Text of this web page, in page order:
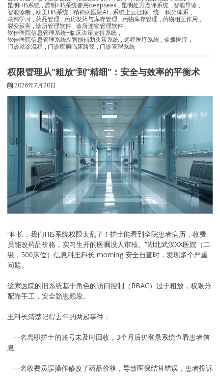
昆明HIS系统 , 昆明HIS系统使用deepseek , 昆明处方点评系统 , 智能导诊 ,
智能诊断 , 欧美HIS系统 , 精神病医院AI , 系统上云迁移 , 统一积分体系 ,
联邦学习 , 药品管理 , 药房发药与库存管理 , 药物库存管理 , 药物相互作用 ,
裂变获客 , 诊所管理软件 , 诊所连锁管理软件 ,
软佳医院信息管理系统+临床决策支持系统 ,
软佳医院信息管理系统AI智能辅助决策系统 , 远程医疗系统 , 金蝶医疗 ,
门诊就诊流程 , 门诊疾病临床路径 , 门诊管理系统
权限管理从”粗放”到”精细”：安全与效率的平衡术
2026年7月20日
“科长，我们HIS系统权限太乱了！护士能看到全院患者病历，收费
员能改药品价格，实习生开的医嘱没人审核。”湖北武汉XX医院（二
级，500床位）信息科王科长 morning 安全自查时，发现多个严重
问题。
这家医院的旧系统基于角色的访问控制（RBAC）过于粗放，权限分
配靠手工，安全隐患频发。
王科长清楚记得去年的两起事件：
– 一名离职护士的账号未及时回收，3个月后仍登录系统查看患者信
息
– 一名收费员误操作修改了药品价格，导致医保结算错误，患者投诉